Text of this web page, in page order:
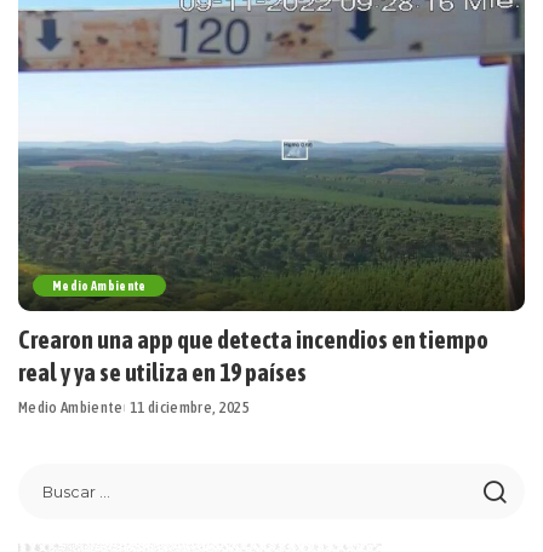
Medio Ambiente
Crearon una app que detecta incendios en tiempo
real y ya se utiliza en 19 países
Medio Ambiente 11 diciembre, 2025